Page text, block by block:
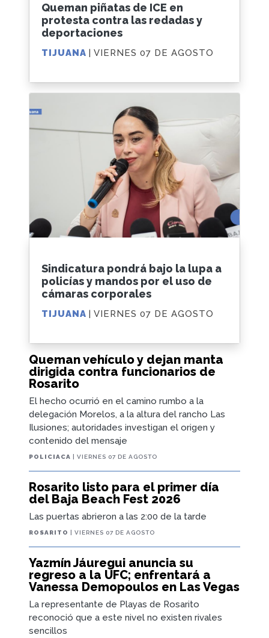
Queman vehículo y dejan manta
dirigida contra funcionarios de
Rosarito
El hecho ocurrió en el camino rumbo a la
delegación Morelos, a la altura del rancho Las
Ilusiones; autoridades investigan el origen y
contenido del mensaje
POLICIACA | VIERNES 07 DE AGOSTO
Rosarito listo para el primer día
del Baja Beach Fest 2026
Las puertas abrieron a las 2:00 de la tarde
ROSARITO | VIERNES 07 DE AGOSTO
Yazmín Jáuregui anuncia su
regreso a la UFC; enfrentará a
Vanessa Demopoulos en Las Vegas
La representante de Playas de Rosarito
reconoció que a este nivel no existen rivales
sencillos
Queman piñatas de ICE en
protesta contra las redadas y
deportaciones
TIJUANA | VIERNES 07 DE AGOSTO
Sindicatura pondrá bajo la lupa a
policías y mandos por el uso de
cámaras corporales
TIJUANA | VIERNES 07 DE AGOSTO